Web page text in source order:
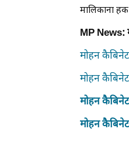
मालिकाना
MP News:
मोहन
मोहन
मोहन
मोहन